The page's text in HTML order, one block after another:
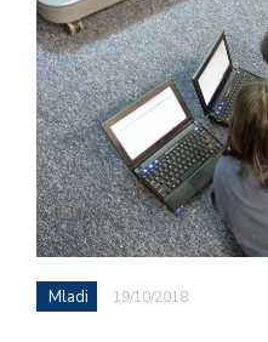
Mladi 19/10/2018